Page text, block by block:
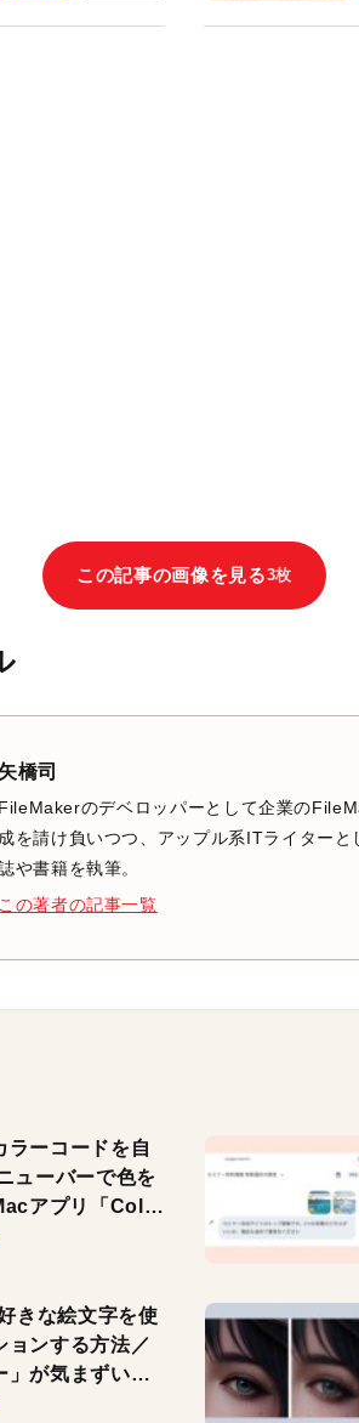
この記事の画像を見る3枚
矢橋司
FileMakerのデベロッパーとして企業の
成を請け負いつつ、アップル系ITライター
や書籍を執筆。
この著者の記事一覧
ラーコードを自
ューバーで色を
アプリ「Color
」
きな絵文字を使
ョンする方法／
」が気まずいと